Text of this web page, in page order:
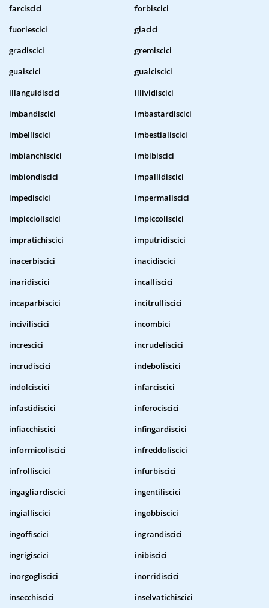
farciscici
forbiscici
fuoriescici
giacici
gradiscici
gremiscici
guaiscici
gualciscici
illanguidiscici
illividiscici
imbandiscici
imbastardiscici
imbelliscici
imbestialiscici
imbianchiscici
imbibiscici
imbiondiscici
impallidiscici
impediscici
impermaliscici
impiccioliscici
impiccoliscici
impratichiscici
imputridiscici
inacerbiscici
inacidiscici
inaridiscici
incalliscici
incaparbiscici
incitrulliscici
inciviliscici
incombici
increscici
incrudeliscici
incrudiscici
indeboliscici
indolciscici
infarciscici
infastidiscici
inferociscici
infiacchiscici
infingardiscici
informicoliscici
infreddoliscici
infrolliscici
infurbiscici
ingagliardiscici
ingentiliscici
ingialliscici
ingobbiscici
ingoffiscici
ingrandiscici
ingrigiscici
inibiscici
inorgogliscici
inorridiscici
insecchiscici
inselvatichiscici